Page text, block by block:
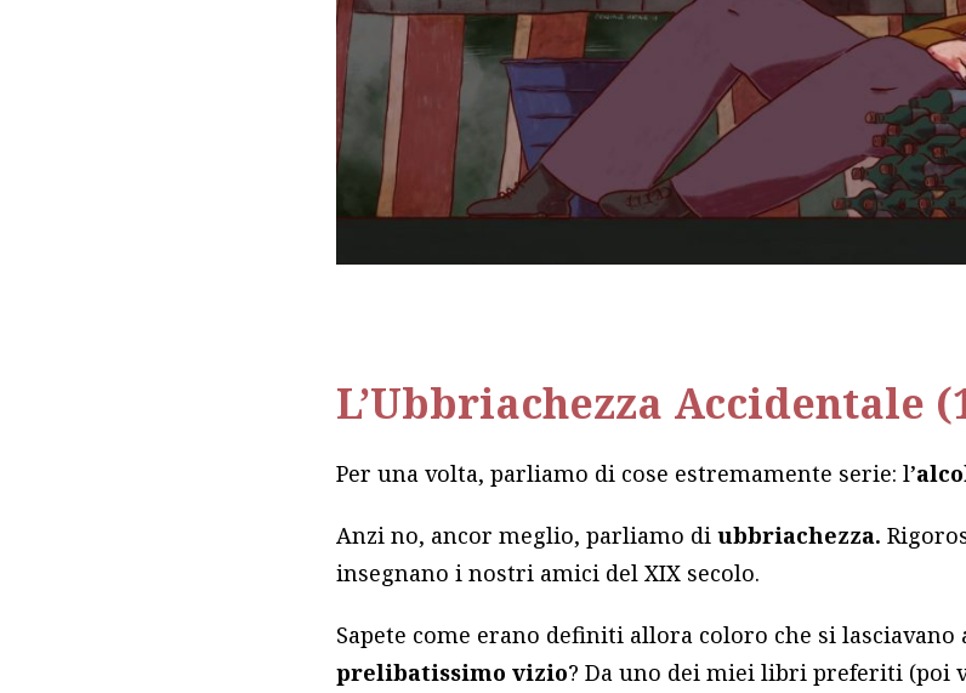
L’Ubbriachezza Accidentale
Per una volta, parliamo di cose estremamente serie: l’
Anzi no, ancor meglio, parliamo di ubbriachezza.
insegnano i nostri amici del XIX secolo.
Sapete come erano definiti allora coloro che si lasciavano
prelibatissimo vizio? Da uno dei miei libri preferiti (poi